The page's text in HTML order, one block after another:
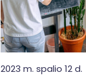
2023 m. spalio 12 d.